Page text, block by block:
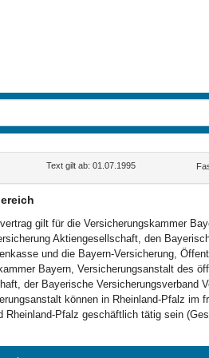
Text gilt ab: 01.07.1995
gilt für die Versicherungskammer
Aktiengesellschaft, den
und die Bayern-Versicherung,
Bayern, Versicherungsanstalt des
der Bayerische Versicherungsverband
können in Rheinland-Pfalz
Rheinland-Pfalz geschäftlich tätig sein